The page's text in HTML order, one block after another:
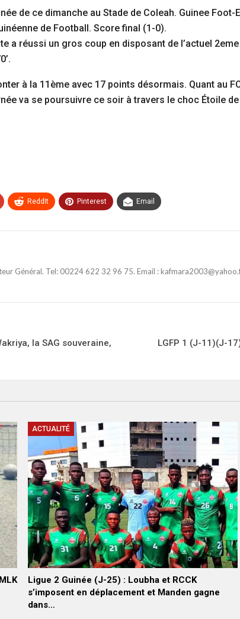
de ce dimanche au Stade de Coleah. Guinee
de Football. Score final (1-0).
a réussi un gros coup en disposant de l’actuel
à la 11ème avec 17 points désormais. Quant au
va se poursuivre ce soir à travers le choc Étoile
ReddIt Pinterest Email
Général. Tel: 00224 622 32 96 75. Email :
la SAG souveraine,
LGFP 1 (J-11)(J-
ACTUALITÉ
Ligue 2 Guinée (J-25) : Loubha et RCCK
s’imposent en déplacement et Manden gagne
dans…